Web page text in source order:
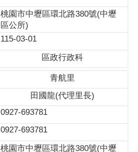
桃園市中壢區環北路380號(中壢
區公所)
115-03-01
區政行政科
青航里
田國龍(代理里長)
0927-693781
0927-693781
桃園市中壢區環北路380號(中壢